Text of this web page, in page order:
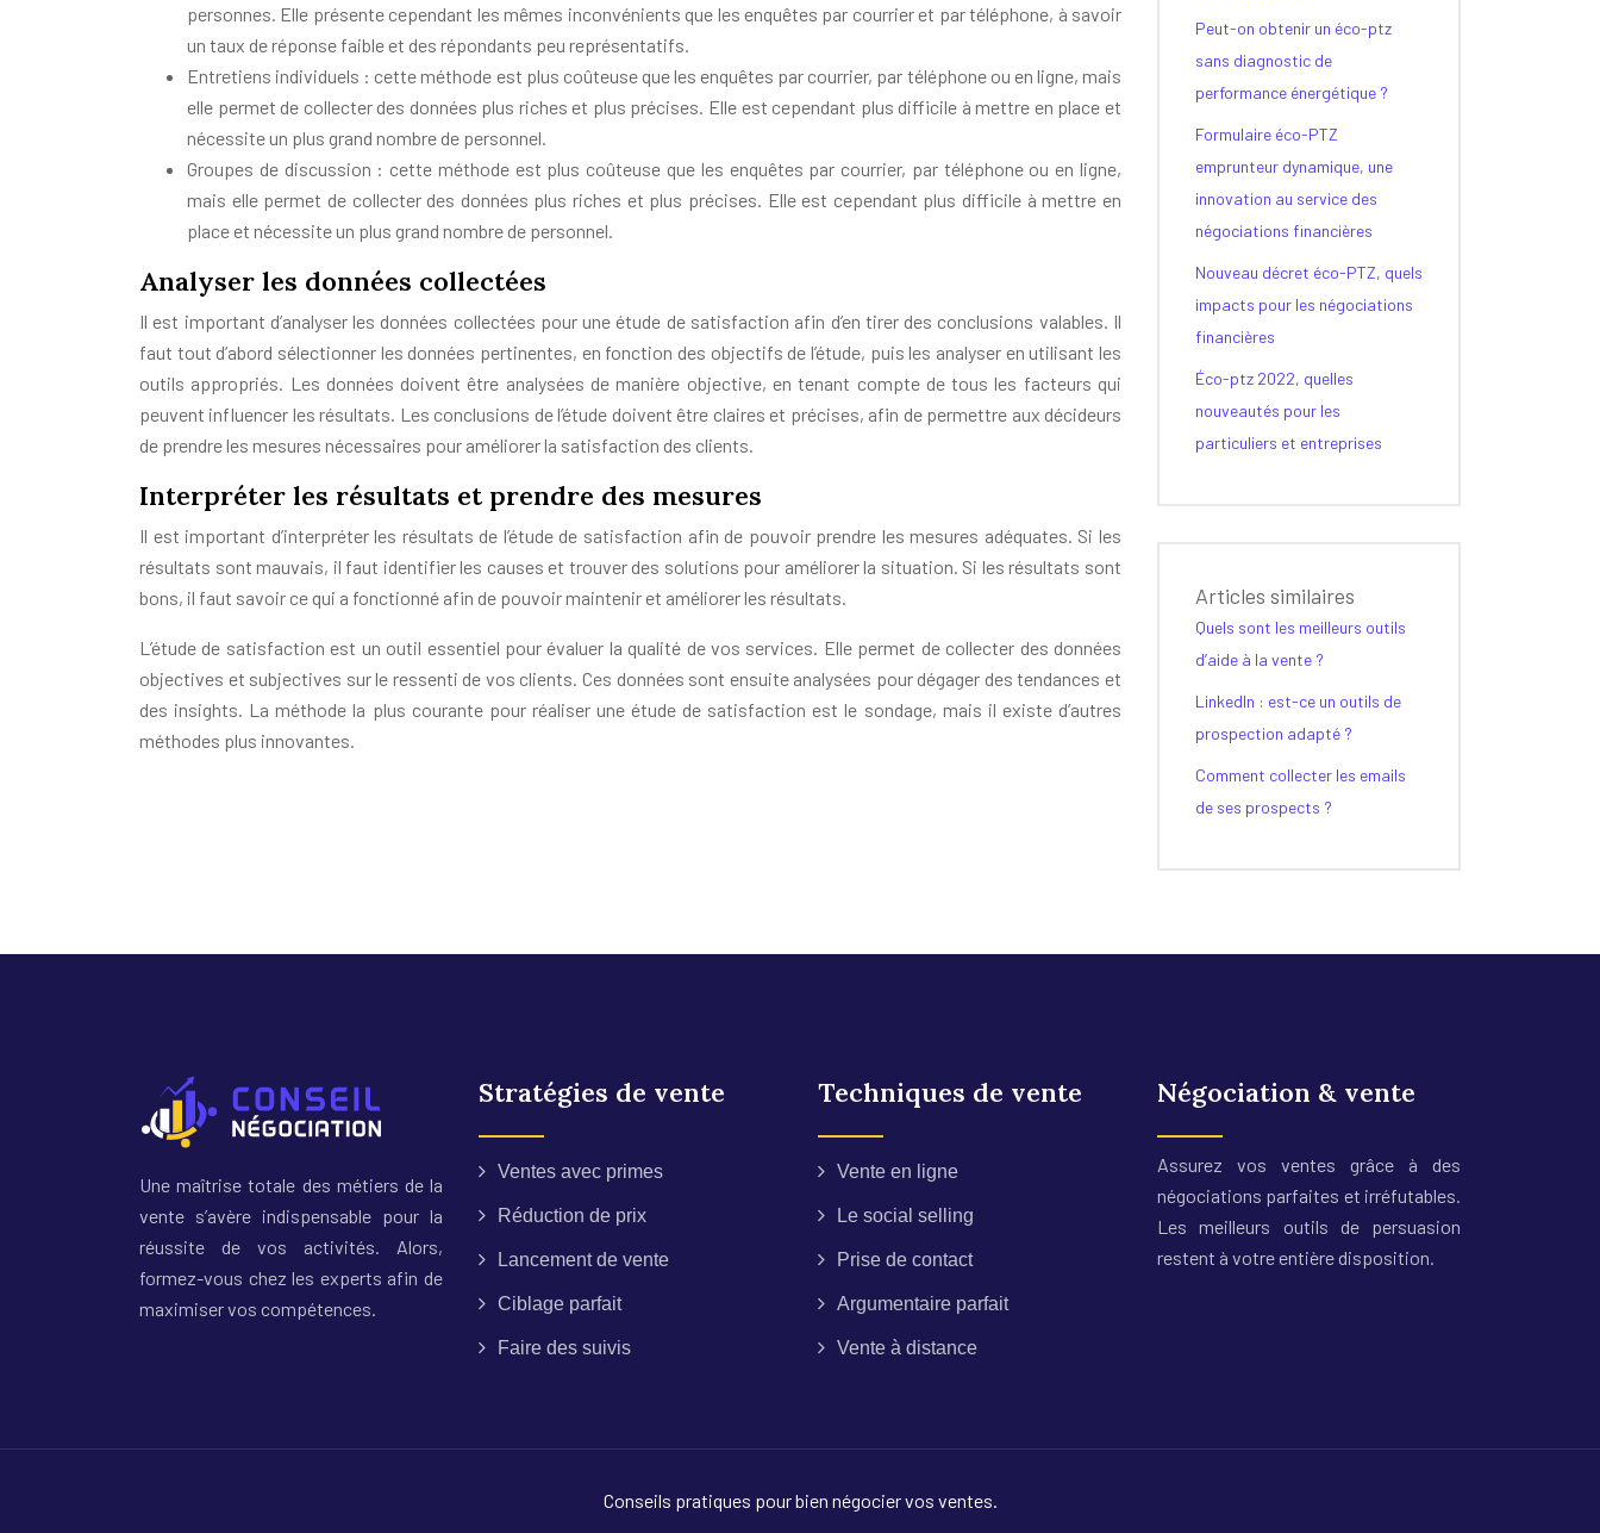
personnes. Elle présente cependant les mêmes inconvénients que les enquêtes par courrier et par téléphone, à savoir
un taux de réponse faible et des répondants peu représentatifs.
Entretiens individuels : cette méthode est plus coûteuse que les enquêtes par courrier, par téléphone ou en ligne, mais
elle permet de collecter des données plus riches et plus précises. Elle est cependant plus difficile à mettre en place et
nécessite un plus grand nombre de personnel.
Groupes de discussion : cette méthode est plus coûteuse que les enquêtes par courrier, par téléphone ou en ligne,
mais elle permet de collecter des données plus riches et plus précises. Elle est cependant plus difficile à mettre en
place et nécessite un plus grand nombre de personnel.
Analyser les données collectées
Il est important d’analyser les données collectées pour une étude de satisfaction afin d’en tirer des conclusions valables. Il
faut tout d’abord sélectionner les données pertinentes, en fonction des objectifs de l’étude, puis les analyser en utilisant les
outils appropriés. Les données doivent être analysées de manière objective, en tenant compte de tous les facteurs qui
peuvent influencer les résultats. Les conclusions de l’étude doivent être claires et précises, afin de permettre aux décideurs
de prendre les mesures nécessaires pour améliorer la satisfaction des clients.
Interpréter les résultats et prendre des mesures
Il est important d’interpréter les résultats de l’étude de satisfaction afin de pouvoir prendre les mesures adéquates. Si les
résultats sont mauvais, il faut identifier les causes et trouver des solutions pour améliorer la situation. Si les résultats sont
bons, il faut savoir ce qui a fonctionné afin de pouvoir maintenir et améliorer les résultats.
L’étude de satisfaction est un outil essentiel pour évaluer la qualité de vos services. Elle permet de collecter des données
objectives et subjectives sur le ressenti de vos clients. Ces données sont ensuite analysées pour dégager des tendances et
des insights. La méthode la plus courante pour réaliser une étude de satisfaction est le sondage, mais il existe d’autres
méthodes plus innovantes.
Peut-on obtenir un éco-ptz
sans diagnostic de
performance énergétique ?
Formulaire éco-PTZ
emprunteur dynamique, une
innovation au service des
négociations financières
Nouveau décret éco-PTZ, quels
impacts pour les négociations
financières
Éco-ptz 2022, quelles
nouveautés pour les
particuliers et entreprises
Articles similaires
Quels sont les meilleurs outils
d’aide à la vente ?
LinkedIn : est-ce un outils de
prospection adapté ?
Comment collecter les emails
de ses prospects ?
Une maîtrise totale des métiers de la
vente s’avère indispensable pour la
réussite de vos activités. Alors,
formez-vous chez les experts afin de
maximiser vos compétences.
Stratégies de vente
Ventes avec primes
Réduction de prix
Lancement de vente
Ciblage parfait
Faire des suivis
Techniques de vente
Vente en ligne
Le social selling
Prise de contact
Argumentaire parfait
Vente à distance
Négociation & vente
Assurez vos ventes grâce à des
négociations parfaites et irréfutables.
Les meilleurs outils de persuasion
restent à votre entière disposition.
Conseils pratiques pour bien négocier vos ventes.